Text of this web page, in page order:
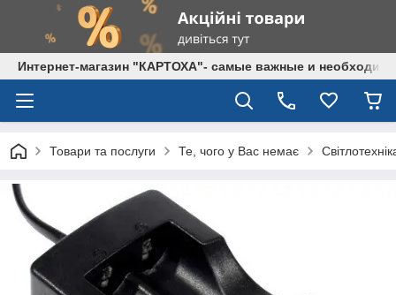
Интернет-магазин "КАРТОХА"- самые важные и
Товари та послуги Те, чого у Вас немає